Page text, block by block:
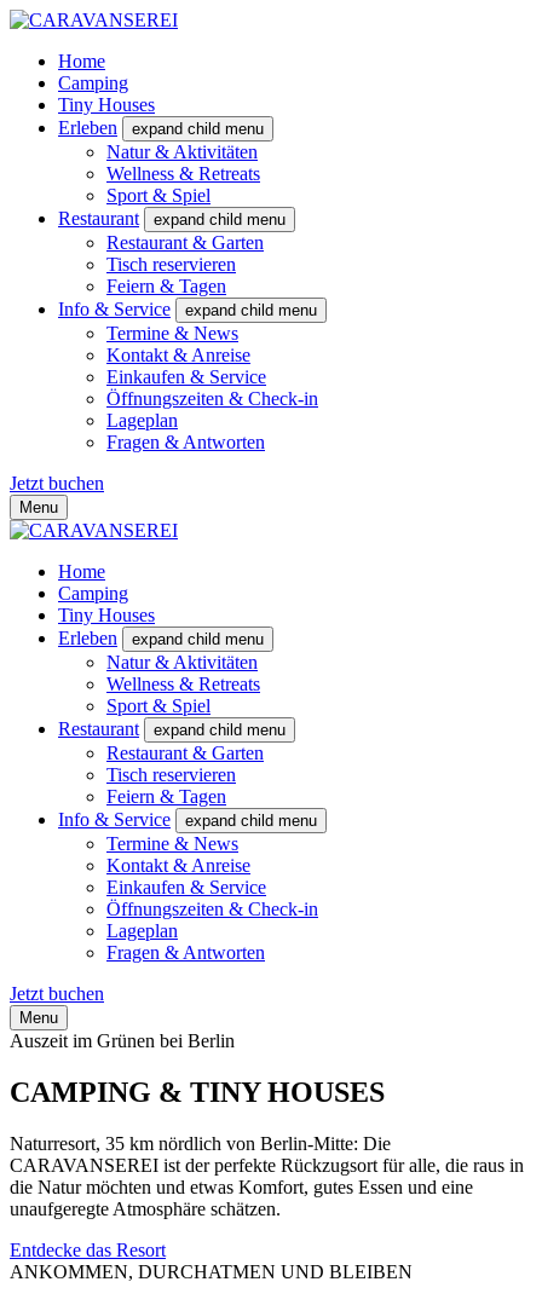
Home
Camping
Tiny Houses
Erleben
expand child menu
Natur & Aktivitäten
Wellness & Retreats
Sport & Spiel
Restaurant
expand child menu
Restaurant & Garten
Tisch reservieren
Feiern & Tagen
Info & Service
expand child menu
Termine & News
Kontakt & Anreise
Einkaufen & Service
Öffnungszeiten & Check-in
Lageplan
Fragen & Antworten
Jetzt buchen
Menu
Home
Camping
Tiny Houses
Erleben
expand child menu
Natur & Aktivitäten
Wellness & Retreats
Sport & Spiel
Restaurant
expand child menu
Restaurant & Garten
Tisch reservieren
Feiern & Tagen
Info & Service
expand child menu
Termine & News
Kontakt & Anreise
Einkaufen & Service
Öffnungszeiten & Check-in
Lageplan
Fragen & Antworten
Jetzt buchen
Menu
Auszeit im Grünen bei Berlin
CAMPING & TINY HOUSES
Naturresort, 35 km nördlich von Berlin-Mitte: Die
CARAVANSEREI ist der perfekte Rückzugsort für alle, die raus in
die Natur möchten und etwas Komfort, gutes Essen und eine
unaufgeregte Atmosphäre schätzen.
Entdecke das Resort
ANKOMMEN, DURCHATMEN UND BLEIBEN